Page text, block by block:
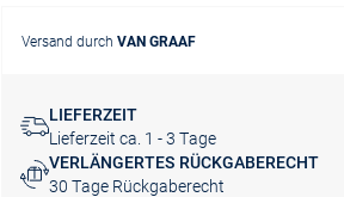
Versand durch VAN GRAAF
LIEFERZEIT
Lieferzeit ca. 1 - 3 Tage
VERLÄNGERTES RÜCKGABERECHT
30 Tage Rückgaberecht